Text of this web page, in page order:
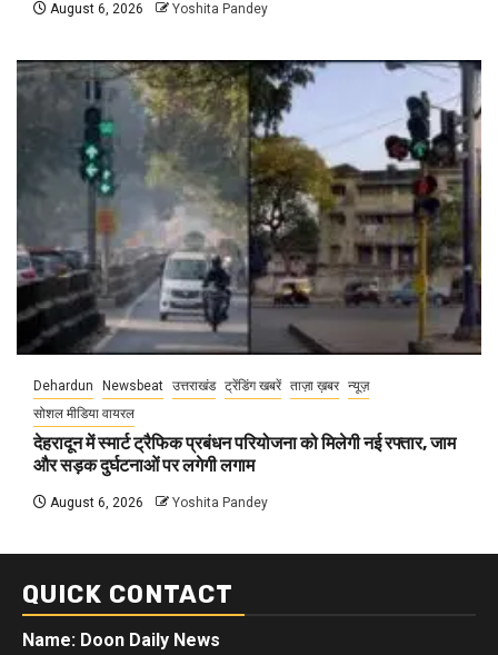
August 6, 2026 Yoshita Pandey
Dehardun Newsbeat उत्तराखंड ट्रेंडिंग खबरें ताज़ा ख़बर न्यूज़
सोशल मीडिया वायरल
देहरादून में स्मार्ट ट्रैफिक प्रबंधन परियोजना को मिलेगी नई रफ्तार, जाम
और सड़क दुर्घटनाओं पर लगेगी लगाम
August 6, 2026 Yoshita Pandey
QUICK CONTACT
Name: Doon Daily News